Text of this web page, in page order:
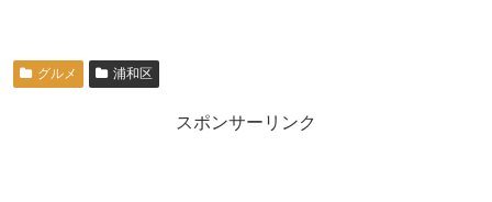
グルメ 浦和区
スポンサーリンク